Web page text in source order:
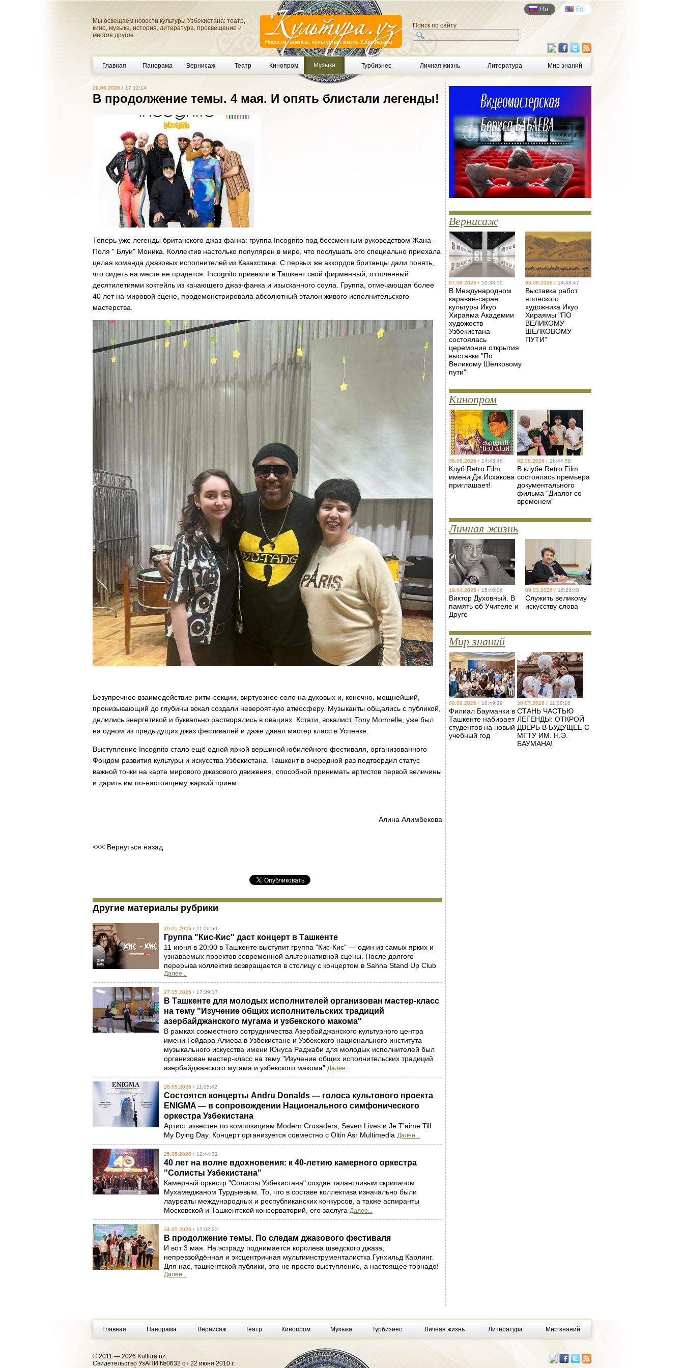
Мы освещаем новости культуры Узбекистана: театр,
кино, музыка, история, литература, просвещение и
многое другое.
Ru En
Поиск по сайту
Главная Панорама Вернисаж Театр Кинопром Музыка Турбизнес Личная жизнь Литература Мир знаний
29.05.2026 / 17:12:14
В продолжение темы. 4 мая. И опять блистали легенды!
Теперь уже легенды британского джаз-фанка: группа Incognito под бессменным руководством Жана-
Поля " Блуи" Моника. Коллектив настолько популярен в мире, что послушать его специально приехала
целая команда джазовых исполнителей из Казахстана. С первых же аккордов британцы дали понять,
что сидеть на месте не придется. Incognito привезли в Ташкент свой фирменный, отточенный
десятилетиями коктейль из качающего джаз-фанка и изысканного соула. Группа, отмечающая более
40 лет на мировой сцене, продемонстрировала абсолютный эталон живого исполнительского
мастерства.
Безупречное взаимодействие ритм-секции, виртуозное соло на духовых и, конечно, мощнейший,
пронизывающий до глубины вокал создали невероятную атмосферу. Музыканты общались с публикой,
делились энергетикой и буквально растворялись в овациях. Кстати, вокалист, Tony Momrelle, уже был
на одном из предыдущих джаз фестивалей и даже давал мастер класс в Успенке.
Выступление Incognito стало ещё одной яркой вершиной юбилейного фестиваля, организованного
Фондом развития культуры и искусства Узбекистана. Ташкент в очередной раз подтвердил статус
важной точки на карте мирового джазового движения, способной принимать артистов первой величины
и дарить им по-настоящему жаркий прием.
Алина Алимбекова
<<< Вернуться назад
Другие материалы рубрики
29.05.2026 / 11:06:50
Группа "Кис-Кис" даст концерт в Ташкенте
11 июня в 20:00 в Ташкенте выступит группа "Кис-Кис" — один из самых ярких и
узнаваемых проектов современной альтернативной сцены. После долгого
перерыва коллектив возвращается в столицу с концертом в Sahna Stand Up Club
Далее...
27.05.2026 / 17:39:17
В Ташкенте для молодых исполнителей организован мастер-класс
на тему "Изучение общих исполнительских традиций
азербайджанского мугама и узбекского макома"
В рамках совместного сотрудничества Азербайджанского культурного центра
имени Гейдара Алиева в Узбекистане и Узбекского национального института
музыкального искусства имени Юнуса Раджаби для молодых исполнителей был
организован мастер-класс на тему "Изучение общих исполнительских традиций
азербайджанского мугама и узбекского макома" Далее...
26.05.2026 / 11:05:42
Состоятся концерты Andru Donalds — голоса культового проекта
ENIGMA — в сопровождении Национального симфонического
оркестра Узбекистана
Артист известен по композициям Modern Crusaders, Seven Lives и Je T'aime Till
My Dying Day. Концерт организуется совместно с Oltin Asr Multimedia Далее...
25.05.2026 / 12:44:22
40 лет на волне вдохновения: к 40-летию камерного оркестра
"Солисты Узбекистана"
Камерный оркестр "Солисты Узбекистана" создан талантливым скрипачом
Мухамеджаном Турдыевым. То, что в составе коллектива изначально были
лауреаты международных и республиканских конкурсов, а также аспиранты
Московской и Ташкентской консерваторий, его заслуга Далее...
24.05.2026 / 15:02:23
В продолжение темы. По следам джазового фестиваля
И вот 3 мая. На эстраду поднимается королева шведского джаза,
непревзойдённая и эксцентричная мультиинструменталистка Гунхильд Карлинг.
Для нас, ташкентской публики, это не просто выступление, а настоящее торнадо!
Далее...
Вернисаж
07.08.2026 / 10:38:50
В Международном
караван-сарае
культуры Икуо
Хираяма Академии
художеств
Узбекистана
состоялась
церемония открытия
выставки "По
Великому Шёлковому
пути"
05.08.2026 / 14:48:47
Выставка работ
японского
художника Икуо
Хираямы "ПО
ВЕЛИКОМУ
ШЁЛКОВОМУ
ПУТИ"
Кинопром
05.08.2026 / 14:43:48
Клуб Retro Film
имени Дж.Исхакова
приглашает!
02.08.2026 / 18:44:58
В клубе Retro Film
состоялась премьера
документального
фильма "Диалог со
временем"
Личная жизнь
19.04.2026 / 15:48:06
Виктор Духовный. В
память об Учителе и
Друге
09.03.2026 / 16:23:48
Служить великому
искусству слова
Мир знаний
08.08.2026 / 10:49:29
Филиал Бауманки в
Ташкенте набирает
студентов на новый
учебный год
30.07.2026 / 11:08:16
СТАНЬ ЧАСТЬЮ
ЛЕГЕНДЫ: ОТКРОЙ
ДВЕРЬ В БУДУЩЕЕ С
МГТУ ИМ. Н.Э.
БАУМАНА!
Главная Панорама Вернисаж Театр Кинопром Музыка Турбизнес Личная жизнь Литература Мир знаний
© 2011 — 2026 Kultura.uz.
Cвидетельство УзАПИ №0632 от 22 июня 2010 г.